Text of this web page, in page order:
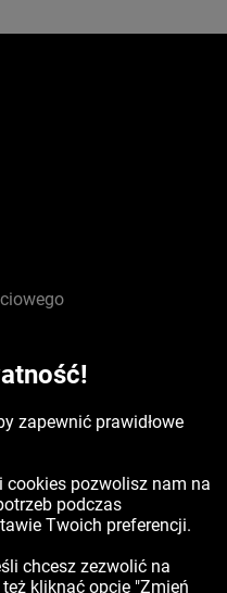
zapewnić prawidłowe
pozwolisz nam na
podczas
Twoich preferencji.
chcesz zezwolić na
kliknąć opcję "Zmień